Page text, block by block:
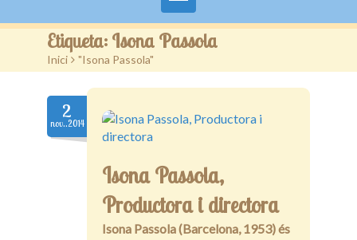
Inici
Notícies
TV
Entrevistes
Etiqueta: Isona Passola
Inici > "Isona Passola"
2
nov..2014
Isona Passola,
Productora i directora
Isona Passola (Barcelona, 1953) és